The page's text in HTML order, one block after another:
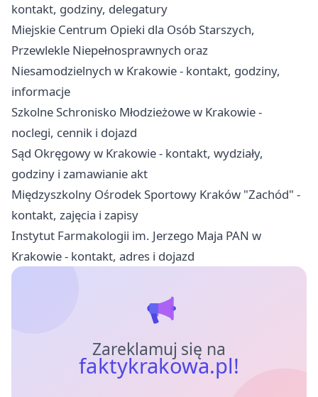
kontakt, godziny, delegatury
Miejskie Centrum Opieki dla Osób Starszych,
Przewlekle Niepełnosprawnych oraz
Niesamodzielnych w Krakowie - kontakt, godziny,
informacje
Szkolne Schronisko Młodzieżowe w Krakowie -
noclegi, cennik i dojazd
Sąd Okręgowy w Krakowie - kontakt, wydziały,
godziny i zamawianie akt
Międzyszkolny Ośrodek Sportowy Kraków "Zachód" -
kontakt, zajęcia i zapisy
Instytut Farmakologii im. Jerzego Maja PAN w
Krakowie - kontakt, adres i dojazd
Zareklamuj się na
faktykrakowa.pl!